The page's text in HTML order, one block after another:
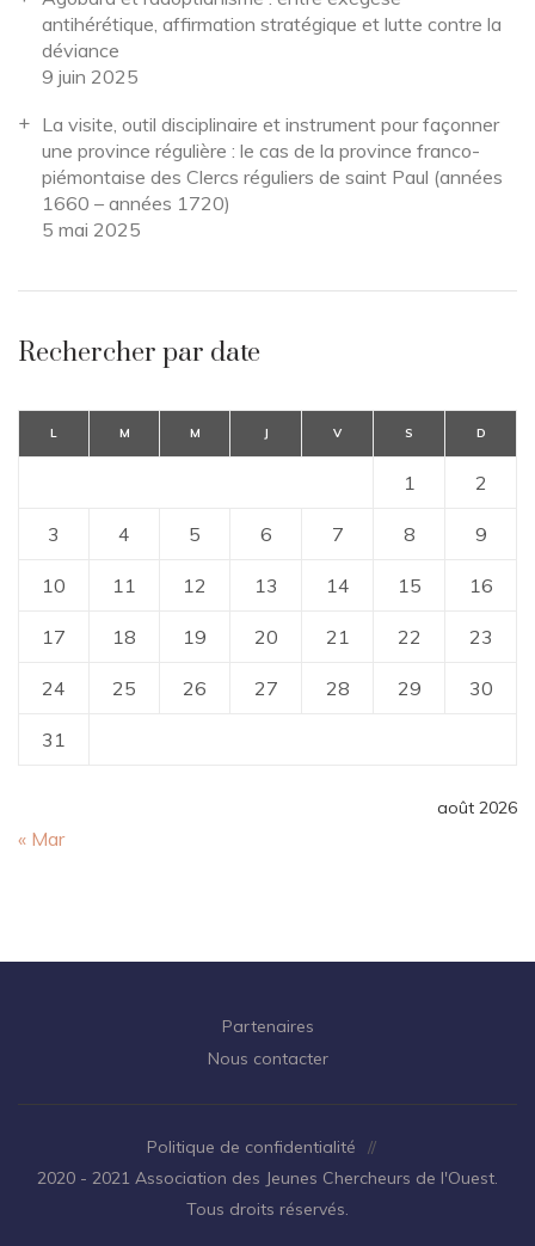
antihérétique, affirmation stratégique et lutte contre la
déviance
9 juin 2025
La visite, outil disciplinaire et instrument pour façonner
une province régulière : le cas de la province franco-
piémontaise des Clercs réguliers de saint Paul (années
1660 – années 1720)
5 mai 2025
Rechercher par date
août 2026
L M M J V S D
1 2
3 4 5 6 7 8 9
10 11 12 13 14 15 16
17 18 19 20 21 22 23
24 25 26 27 28 29 30
31
« Mar
Partenaires
Nous contacter
Politique de confidentialité
//
2020 - 2021 Association des Jeunes Chercheurs de l'Ouest.
Tous droits réservés.